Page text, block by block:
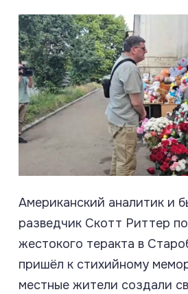
Американский аналитик и
разведчик Скотт Риттер
жестокого теракта в
пришёл к стихийному
местные жители создали